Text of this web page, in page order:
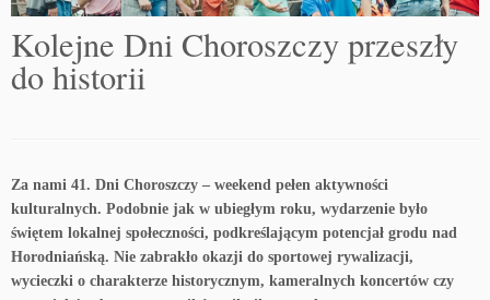
Kolejne Dni Choroszczy przeszły
do historii
Za nami 41. Dni Choroszczy – weekend pełen aktywności
kulturalnych. Podobnie jak w ubiegłym roku, wydarzenie było
świętem lokalnej społeczności, podkreślającym potencjał grodu nad
Horodniańską. Nie zabrakło okazji do sportowej rywalizacji,
wycieczki o charakterze historycznym, kameralnych koncertów czy